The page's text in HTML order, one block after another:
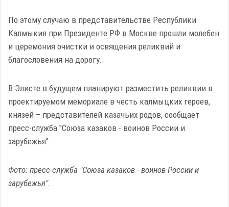
По этому случаю в представительстве Республики
Калмыкия при Президенте РФ в Москве прошли молебен
и церемония очистки и освящения реликвий и
благословения на дорогу.
В Элисте в будущем планируют разместить реликвии в
проектируемом мемориале в честь калмыцких героев,
князей – представителей казачьих родов, сообщает
пресс-служба "Союза казаков - воинов России и
зарубежья".
Фото: пресс-служба "Союза казаков - воинов России и
зарубежья".